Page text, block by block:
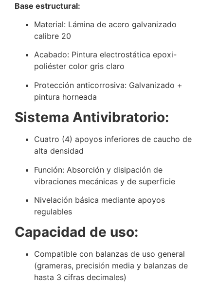
Base estructural:
Material: Lámina de acero galvanizado
calibre 20
Acabado: Pintura electrostática epoxi-
poliéster color gris claro
Protección anticorrosiva: Galvanizado +
pintura horneada
Sistema Antivibratorio:
Cuatro (4) apoyos inferiores de caucho de
alta densidad
Función: Absorción y disipación de
vibraciones mecánicas y de superficie
Nivelación básica mediante apoyos
regulables
Capacidad de uso:
Compatible con balanzas de uso general
(grameras, precisión media y balanzas de
hasta 3 cifras decimales)